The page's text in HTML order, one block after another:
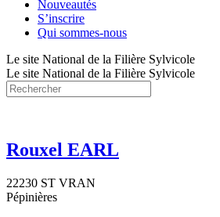
Nouveautés
S’inscrire
Qui sommes-nous
Le site National de la Filière Sylvicole
Le site National de la Filière Sylvicole
Rouxel EARL
22230 ST VRAN
Pépinières